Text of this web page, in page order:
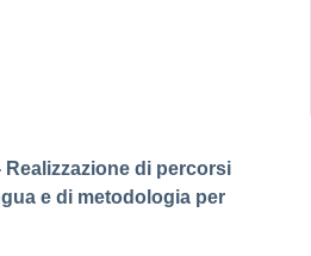
Realizzazione di percorsi
e di metodologia per